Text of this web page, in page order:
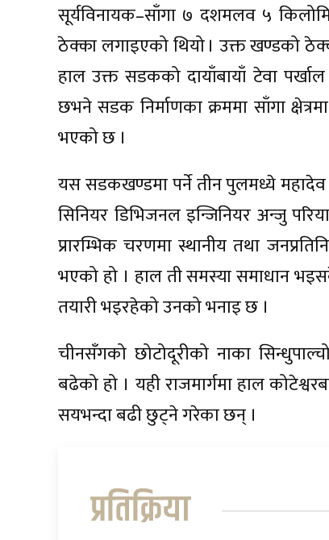
सूर्यविनायक–साँगा ७ दशमलव ५
ठेक्का लगाइएको थियो । उक्त खण्डको
हाल उक्त सडकको दायाँबायाँ टेवा पर्खाल
छभने सडक निर्माणका क्रममा साँगा
भएको छ ।
यस सडकखण्डमा पर्ने तीन पुलमध्ये
सिनियर डिभिजनल इन्जिनियर अन्जु
प्रारम्भिक चरणमा स्थानीय तथा
भएको हो । हाल ती समस्या समाधान
तयारी भइरहेको उनको भनाइ छ ।
चीनसँगको छोटोदूरीको नाका
बढेको हो । यही राजमार्गमा हाल
सयभन्दा बढी छुट्ने गरेका छन् ।
प्रतिक्रिया